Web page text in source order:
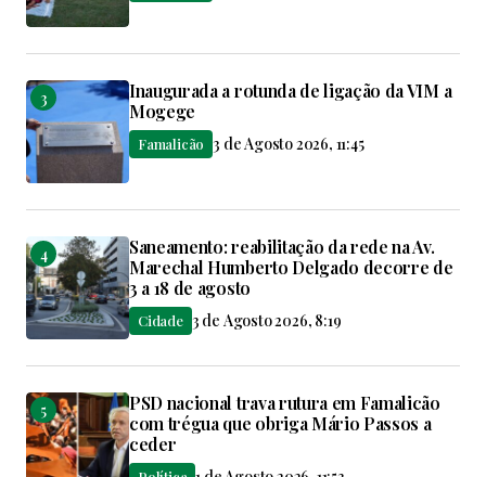
Inaugurada a rotunda de ligação da VIM a
Mogege
Famalicão 3 de Agosto 2026, 11:45
Saneamento: reabilitação da rede na Av.
Marechal Humberto Delgado decorre de
3 a 18 de agosto
Cidade 3 de Agosto 2026, 8:19
PSD nacional trava rutura em Famalicão
com trégua que obriga Mário Passos a
ceder